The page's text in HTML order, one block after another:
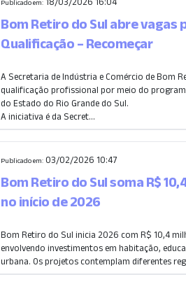
Publicado em:
Bom Retiro do Sul abre vagas
Qualificação – Recomeçar
A Secretaria de Indústria e Comércio de Bom
qualificação profissional por meio do
do Estado do Rio Grande do Sul.
A iniciativa é da Secret...
Publicado em: 03/02/2026 10:47
Bom Retiro do Sul soma R$
no início de 2026
Bom Retiro do Sul inicia 2026 com R$ 10,4
envolvendo investimentos em habitação,
urbana. Os projetos contemplam diferentes